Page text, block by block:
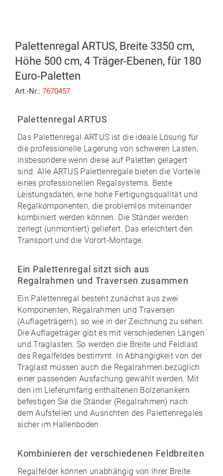
Palettenregal ARTUS, Breite 3350 cm,
Höhe 500 cm, 4 Träger-Ebenen, für 180
Euro-Paletten
Art.-Nr.: 7670457
Palettenregal ARTUS
Das Palettenregal ARTUS ist die ideale Lösung für
die professionelle Lagerung von schweren Lasten,
insbesondere wenn diese auf Paletten gelagert
sind. Alle ARTUS Palettenregale bieten die Vorteile
eines professionellen Regalsystems. Beste
Leistungsdaten, eine hohe Fertigungsqualität und
Regalkomponenten, die problemlos miteinander
kombiniert werden können. Die Ständer werden
zerlegt (unmontiert) geliefert. Das erleichtert den
Transport und die Vorort-Montage.
Ein Palettenregal sitzt sich aus
Regalrahmen und Traversen zusammen
Ein Palettenregal besteht zunächst aus zwei
Komponenten, Regalrahmen und Traversen
(Auflageträgern), so wie in der Zeichnung zu sehen.
Die Auflageträger gibt es mit verschiedenen Längen
und Traglasten. So werden die Breite und Feldlast
des Regalfeldes bestimmt. In Abhängigkeit von der
Traglast müssen auch die Regalrahmen bezüglich
einer passenden Ausfachung gewählt werden. Mit
den im Lieferumfang enthaltenen Bolzenankern
befestigen Sie die Ständer (Regalrahmen) nach
dem Aufstellen und Ausrichten des Palettenregales
sicher im Hallenboden.
Kombinieren der verschiedenen Feldbreiten
Regalfelder können unabhängig von ihrer Breite